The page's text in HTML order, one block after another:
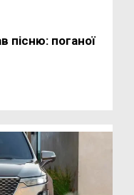
пісню: поганої